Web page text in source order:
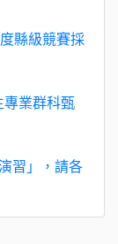
縣級競賽採
專業群科甄
習」，請各